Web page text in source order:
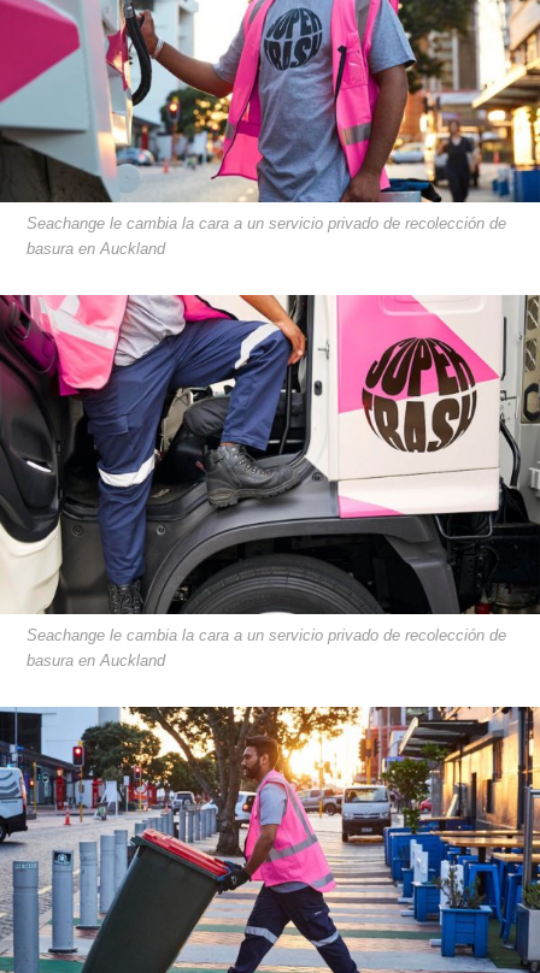
Seachange le cambia la cara a un servicio privado de recolección de
basura en Auckland
Seachange le cambia la cara a un servicio privado de recolección de
basura en Auckland